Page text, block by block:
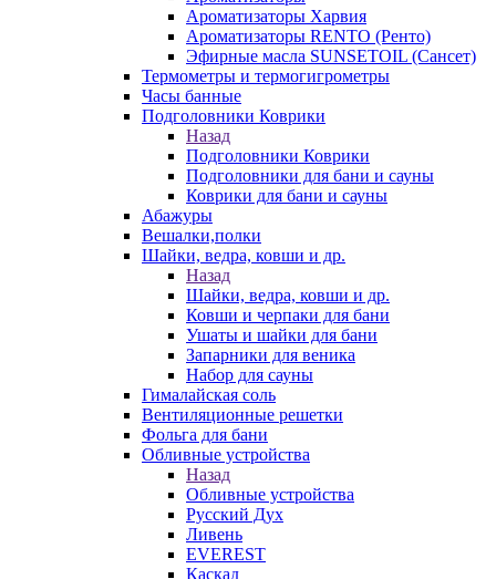
Ароматизаторы Харвия
Ароматизаторы RENTO (Ренто)
Эфирные масла SUNSETOIL (Сансет)
Термометры и термогигрометры
Часы банные
Подголовники Коврики
Назад
Подголовники Коврики
Подголовники для бани и сауны
Коврики для бани и сауны
Абажуры
Вешалки,полки
Шайки, ведра, ковши и др.
Назад
Шайки, ведра, ковши и др.
Ковши и черпаки для бани
Ушаты и шайки для бани
Запарники для веника
Набор для сауны
Гималайская соль
Вентиляционные решетки
Фольга для бани
Обливные устройства
Назад
Обливные устройства
Русский Дух
Ливень
EVEREST
Каскад